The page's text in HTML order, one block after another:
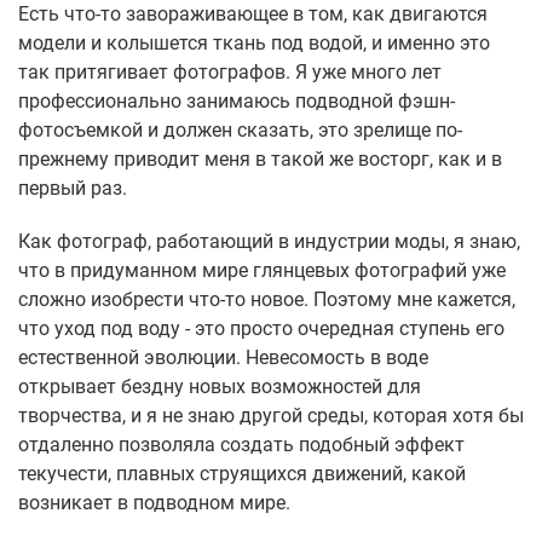
Есть что-то завораживающее в том, как двигаются
модели и колышется ткань под водой, и именно это
так притягивает фотографов. Я уже много лет
профессионально занимаюсь подводной фэшн-
фотосъемкой и должен сказать, это зрелище по-
прежнему приводит меня в такой же восторг, как и в
первый раз.
Как фотограф, работающий в индустрии моды, я знаю,
что в придуманном мире глянцевых фотографий уже
сложно изобрести что-то новое. Поэтому мне кажется,
что уход под воду - это просто очередная ступень его
естественной эволюции. Невесомость в воде
открывает бездну новых возможностей для
творчества, и я не знаю другой среды, которая хотя бы
отдаленно позволяла создать подобный эффект
текучести, плавных струящихся движений, какой
возникает в подводном мире.